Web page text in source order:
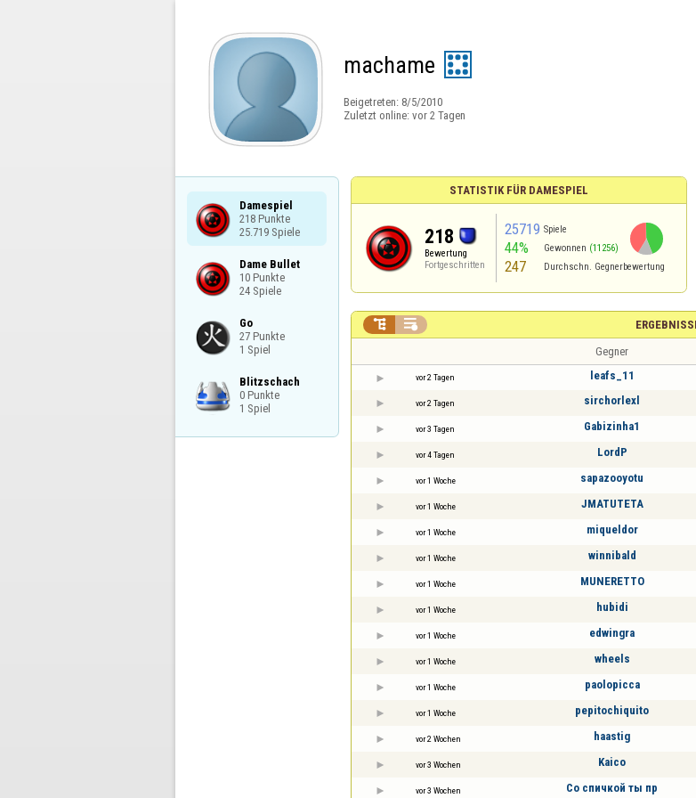
machame
Beigetreten: 8/5/2010
Zuletzt online: vor 2 Tagen
Damespiel
218 Punkte
25.719 Spiele
Dame Bullet
10 Punkte
24 Spiele
Go
27 Punkte
1 Spiel
Blitzschach
0 Punkte
1 Spiel
STATISTIK FÜR DAMESPIEL
218
Bewertung
Fortgeschritten
25719 Spiele
44% Gewonnen (11256)
247 Durchschn. Gegnerbewertung
 
Gegner
vor 2 Tagen leafs_11
vor 2 Tagen sirchorlexl
vor 3 Tagen Gabizinha1
vor 4 Tagen LordP
vor 1 Woche sapazooyotu
vor 1 Woche JMATUTETA
vor 1 Woche miqueldor
vor 1 Woche winnibald
vor 1 Woche MUNERETTO
vor 1 Woche hubidi
vor 1 Woche edwingra
vor 1 Woche wheels
vor 1 Woche paolopicca
vor 1 Woche pepitochiquito
vor 2 Wochen haastig
vor 3 Wochen Kaico
vor 3 Wochen Со спичкой ты пр